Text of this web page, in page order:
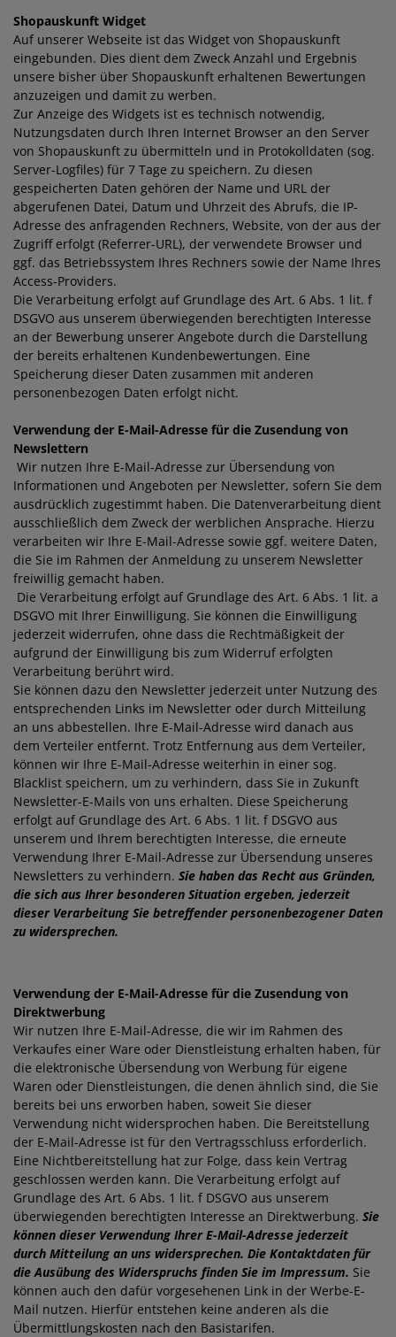
Shopauskunft Widget
Auf unserer Webseite ist das Widget von Shopauskunft
eingebunden. Dies dient dem Zweck Anzahl und Ergebnis
unsere bisher über Shopauskunft erhaltenen Bewertungen
anzuzeigen und damit zu werben.
Zur Anzeige des Widgets ist es technisch notwendig,
Nutzungsdaten durch Ihren Internet Browser an den Server
von Shopauskunft zu übermitteln und in Protokolldaten (sog.
Server-Logfiles) für 7 Tage zu speichern. Zu diesen
gespeicherten Daten gehören der Name und URL der
abgerufenen Datei, Datum und Uhrzeit des Abrufs, die IP-
Adresse des anfragenden Rechners, Website, von der aus der
Zugriff erfolgt (Referrer-URL), der verwendete Browser und
ggf. das Betriebssystem Ihres Rechners sowie der Name Ihres
Access-Providers.
Die Verarbeitung erfolgt auf Grundlage des Art. 6 Abs. 1 lit. f
DSGVO aus unserem überwiegenden berechtigten Interesse
an der Bewerbung unserer Angebote durch die Darstellung
der bereits erhaltenen Kundenbewertungen. Eine
Speicherung dieser Daten zusammen mit anderen
personenbezogen Daten erfolgt nicht.
Verwendung der E-Mail-Adresse für die Zusendung von
Newslettern
Wir nutzen Ihre E-Mail-Adresse zur Übersendung von
Informationen und Angeboten per Newsletter, sofern Sie dem
ausdrücklich zugestimmt haben. Die Datenverarbeitung dient
ausschließlich dem Zweck der werblichen Ansprache. Hierzu
verarbeiten wir Ihre E-Mail-Adresse sowie ggf. weitere Daten,
die Sie im Rahmen der Anmeldung zu unserem Newsletter
freiwillig gemacht haben.
Die Verarbeitung erfolgt auf Grundlage des Art. 6 Abs. 1 lit. a
DSGVO mit Ihrer Einwilligung. Sie können die Einwilligung
jederzeit widerrufen, ohne dass die Rechtmäßigkeit der
aufgrund der Einwilligung bis zum Widerruf erfolgten
Verarbeitung berührt wird.
Sie können dazu den Newsletter jederzeit unter Nutzung des
entsprechenden Links im Newsletter oder durch Mitteilung
an uns abbestellen. Ihre E-Mail-Adresse wird danach aus
dem Verteiler entfernt. Trotz Entfernung aus dem Verteiler,
können wir Ihre E-Mail-Adresse weiterhin in einer sog.
Blacklist speichern, um zu verhindern, dass Sie in Zukunft
Newsletter-E-Mails von uns erhalten. Diese Speicherung
erfolgt auf Grundlage des Art. 6 Abs. 1 lit. f DSGVO aus
unserem und Ihrem berechtigten Interesse, die erneute
Verwendung Ihrer E-Mail-Adresse zur Übersendung unseres
Newsletters zu verhindern. Sie haben das Recht aus Gründen,
die sich aus Ihrer besonderen Situation ergeben, jederzeit
dieser Verarbeitung Sie betreffender personenbezogener Daten
zu widersprechen.
Verwendung der E-Mail-Adresse für die Zusendung von
Direktwerbung
Wir nutzen Ihre E-Mail-Adresse, die wir im Rahmen des
Verkaufes einer Ware oder Dienstleistung erhalten haben, für
die elektronische Übersendung von Werbung für eigene
Waren oder Dienstleistungen, die denen ähnlich sind, die Sie
bereits bei uns erworben haben, soweit Sie dieser
Verwendung nicht widersprochen haben. Die Bereitstellung
der E-Mail-Adresse ist für den Vertragsschluss erforderlich.
Eine Nichtbereitstellung hat zur Folge, dass kein Vertrag
geschlossen werden kann. Die Verarbeitung erfolgt auf
Grundlage des Art. 6 Abs. 1 lit. f DSGVO aus unserem
überwiegenden berechtigten Interesse an Direktwerbung. Sie
können dieser Verwendung Ihrer E-Mail-Adresse jederzeit
durch Mitteilung an uns widersprechen. Die Kontaktdaten für
die Ausübung des Widerspruchs finden Sie im Impressum. Sie
können auch den dafür vorgesehenen Link in der Werbe-E-
Mail nutzen. Hierfür entstehen keine anderen als die
Übermittlungskosten nach den Basistarifen.